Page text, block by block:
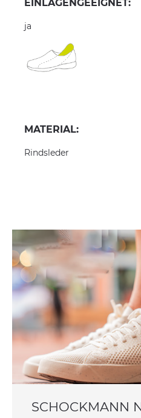
EINLAGENGEEIGNET:
ja
MATERIAL:
Rindsleder
SCHOCKMANN